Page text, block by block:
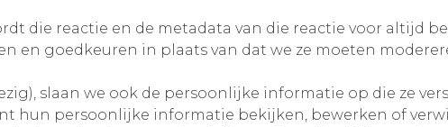
die reactie en de metadata van die reactie voor altijd
en goedkeuren in plaats van dat we ze moeten
slaan we ook de persoonlijke informatie op die ze
hun persoonlijke informatie bekijken, bewerken of